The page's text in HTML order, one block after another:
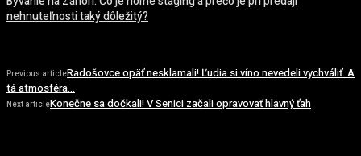
nehnuteľnosti taký dôležitý?
Previous articleRadošovce opäť nesklamali! Ľudia si víno nevedeli vychváliť. A
tá atmosféra…
Next articleKonečne sa dočkali! V Senici začali opravovať hlavný ťah